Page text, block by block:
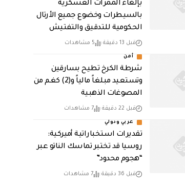
بإلغاء الممرات العسكرية
بالسيطرات وخضوع جميع الأرتال
الحكومية للتدقيق والتفتيش
قبل 13 دقيقة 5 مشاهدات
أمن
شرطة الكرخ تطيح بسارقين
وتستعيد مبلغاً مالياً و(2) كغم من
المصوغات الذهبية
قبل 22 دقيقة 7 مشاهدات
عربي ودولي
تقديرات استخباراتية أميركية:
روسيا قد تختبر تماسك الناتو عبر
“هجوم محدود”
قبل 36 دقيقة 7 مشاهدات